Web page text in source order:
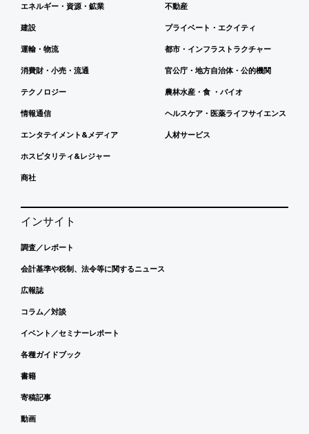
エネルギー・資源・鉱業
建設
運輸・物流
消費財・小売・流通
テクノロジー
情報通信
エンタテイメント&メディア
ホスピタリティ&レジャー
商社
不動産
プライベート・エクイティ
都市・インフラストラクチャー
官公庁・地方自治体・公的機関
農林水産・食 ・バイオ
ヘルスケア・医薬ライフサイエンス
人材サービス
インサイト
調査／レポート
会計基準や税制、法令等に関するニュース
広報誌
コラム／対談
イベント／セミナーレポート
各種ガイドブック
書籍
寄稿記事
動画